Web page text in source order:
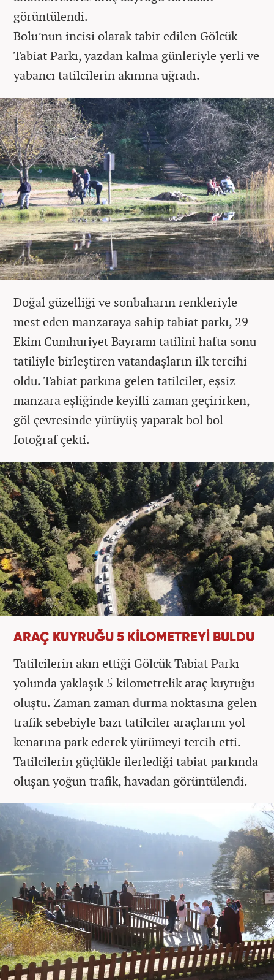
görüntülendi.
Bolu’nun incisi olarak tabir edilen Gölcük
Tabiat Parkı, yazdan kalma günleriyle yerli ve
yabancı tatilcilerin akınına uğradı.
Doğal güzelliği ve sonbaharın renkleriyle
mest eden manzaraya sahip tabiat parkı, 29
Ekim Cumhuriyet Bayramı tatilini hafta sonu
tatiliyle birleştiren vatandaşların ilk tercihi
oldu. Tabiat parkına gelen tatilciler, eşsiz
manzara eşliğinde keyifli zaman geçirirken,
göl çevresinde yürüyüş yaparak bol bol
fotoğraf çekti.
ARAÇ KUYRUĞU 5 KİLOMETREYİ BULDU
Tatilcilerin akın ettiği Gölcük Tabiat Parkı
yolunda yaklaşık 5 kilometrelik araç kuyruğu
oluştu. Zaman zaman durma noktasına gelen
trafik sebebiyle bazı tatilciler araçlarını yol
kenarına park ederek yürümeyi tercih etti.
Tatilcilerin güçlükle ilerlediği tabiat parkında
oluşan yoğun trafik, havadan görüntülendi.